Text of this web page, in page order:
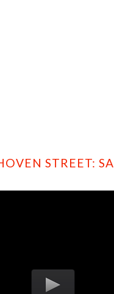
STREET: